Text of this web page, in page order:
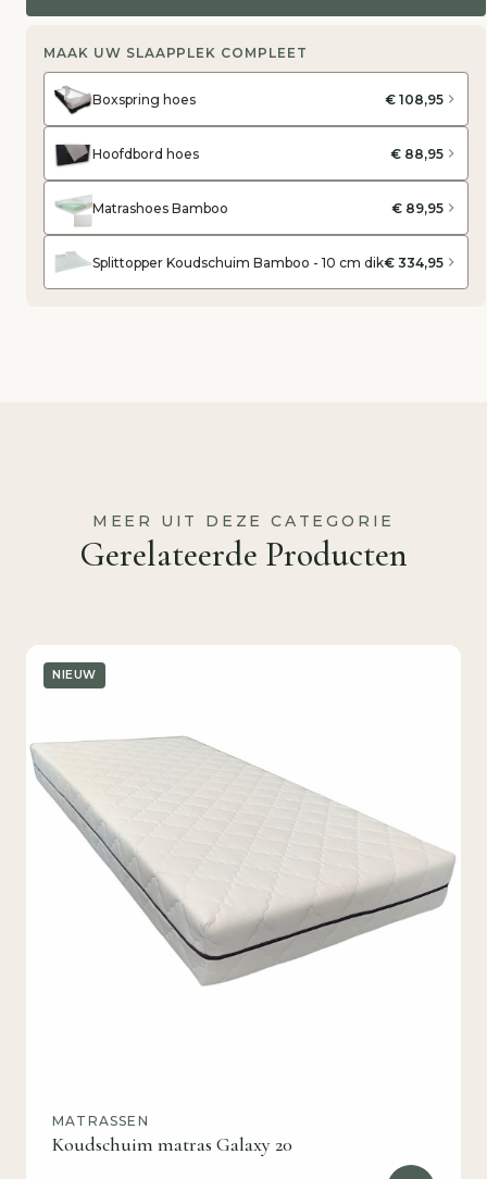
MAAK UW SLAAPPLEK COMPLEET
Boxspring hoes € 108,95
Hoofdbord hoes € 88,95
Matrashoes Bamboo € 89,95
Splittopper Koudschuim Bamboo - 10 cm dik€ 334,95
MEER UIT DEZE CATEGORIE
Gerelateerde Producten
NIEUW
MATRASSEN
Koudschuim matras Galaxy 20